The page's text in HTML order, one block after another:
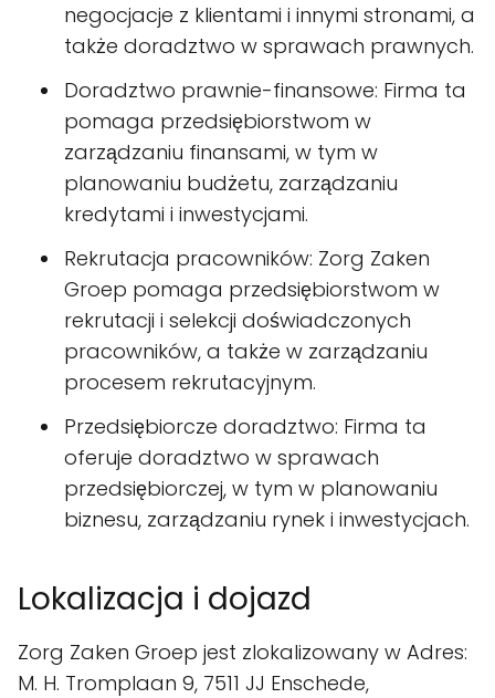
negocjacje z klientami i innymi stronami, a
także doradztwo w sprawach prawnych.
Doradztwo prawnie-finansowe: Firma ta
pomaga przedsiębiorstwom w
zarządzaniu finansami, w tym w
planowaniu budżetu, zarządzaniu
kredytami i inwestycjami.
Rekrutacja pracowników: Zorg Zaken
Groep pomaga przedsiębiorstwom w
rekrutacji i selekcji doświadczonych
pracowników, a także w zarządzaniu
procesem rekrutacyjnym.
Przedsiębiorcze doradztwo: Firma ta
oferuje doradztwo w sprawach
przedsiębiorczej, w tym w planowaniu
biznesu, zarządzaniu rynek i inwestycjach.
Lokalizacja i dojazd
Zorg Zaken Groep jest zlokalizowany w Adres:
M. H. Tromplaan 9, 7511 JJ Enschede,